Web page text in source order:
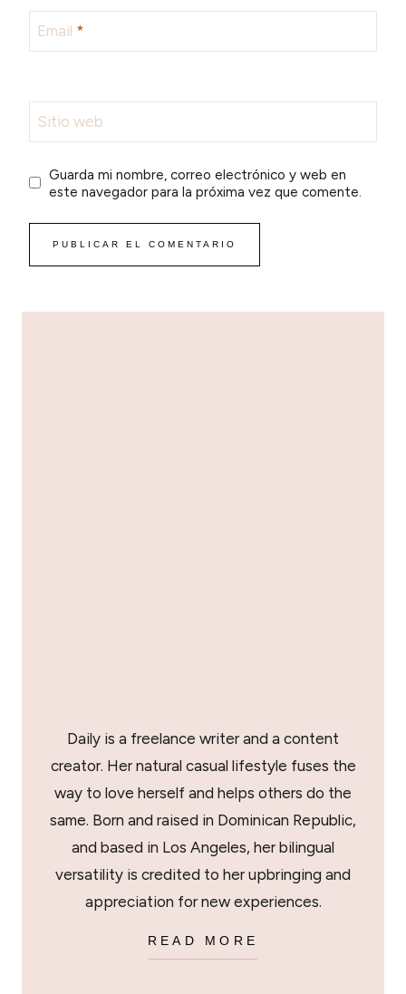
Email *
Sitio web
Guarda mi nombre, correo electrónico y web en
este navegador para la próxima vez que comente.
Daily is a freelance writer and a content
creator. Her natural casual lifestyle fuses the
way to love herself and helps others do the
same. Born and raised in Dominican Republic,
and based in Los Angeles, her bilingual
versatility is credited to her upbringing and
appreciation for new experiences.
READ MORE